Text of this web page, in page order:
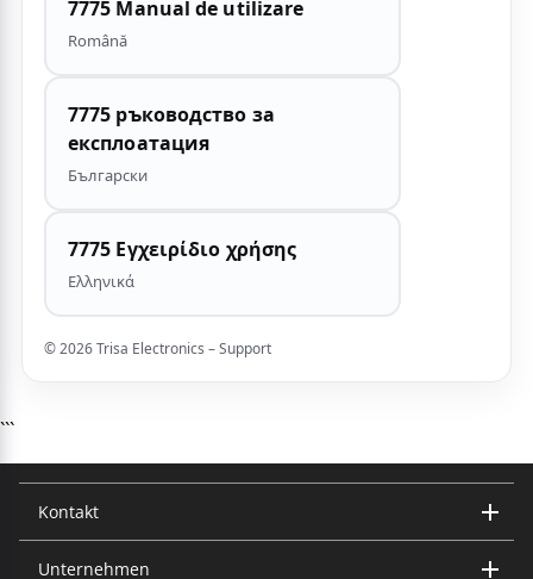
7775 Manual de utilizare
Română
7775 ръководство за
експлоатация
Български
7775 Εγχειρίδιο χρήσης
Ελληνικά
© 2026 Trisa Electronics – Support
```
Kontakt
Trisa Electronics AG
Unternehmen